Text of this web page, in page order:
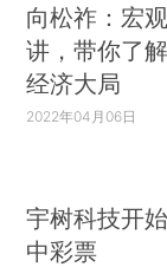
向松祚：宏
讲，带你了
经济大局
2022年04月06日
宇树科技开
中彩票